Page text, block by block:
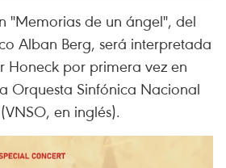
"Memorias de un ángel", del
Alban Berg, será interpretada
Honeck por primera vez en
Orquesta Sinfónica Nacional
en inglés).